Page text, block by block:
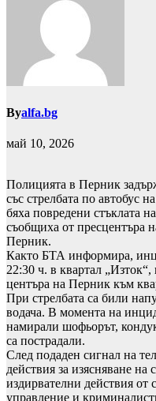
Byalfa.bg
май 10, 2026
Полицията в Перник
със стрелбата по автобус
бяха повредени стъклата
съобщиха от пресцентъра
Перник.
Както БТА информира,
22:30 ч. в квартал
центъра на Перник към
При стрелбата са били
водача. В момента на
намирали шофьорът,
са пострадали.
След подаден сигнал на
действия за изясняване на
издирвателни действия
управление и